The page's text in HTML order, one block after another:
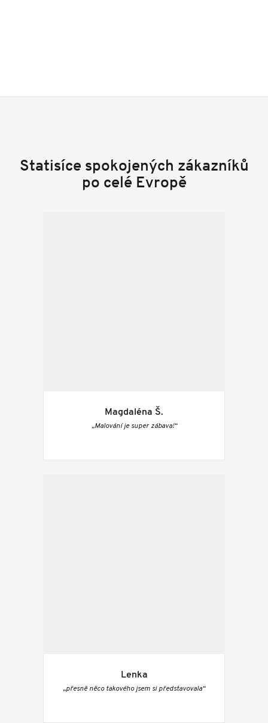
Statisíce spokojených zákazníků
po celé Evropě
Magdaléna Š.
„Malování je super zábava!“
Lenka
„přesně něco takového jsem si představovala“